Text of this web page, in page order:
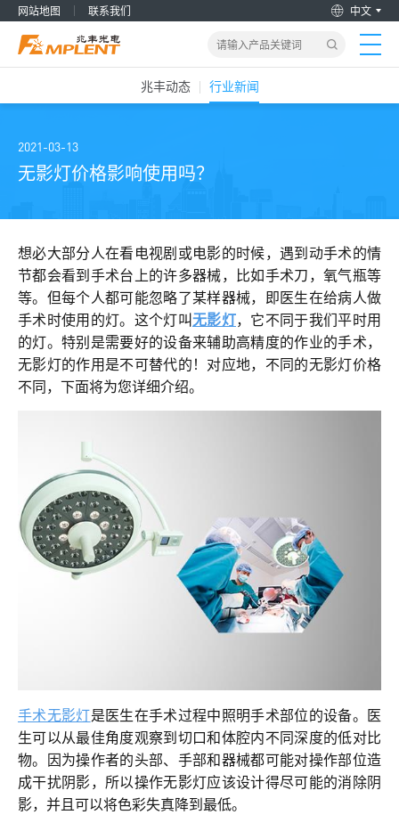
网站地图 联系我们 中文
产品&解决方案
关于我们
加入兆丰
服务支持
兆丰动态 行业新闻
2021-03-13
无影灯价格影响使用吗？
想必大部分人在看电视剧或电影的时候，遇到动手术的情
节都会看到手术台上的许多器械，比如手术刀，氧气瓶等
等。但每个人都可能忽略了某样器械，即医生在给病人做
手术时使用的灯。这个灯叫无影灯，它不同于我们平时用
的灯。特别是需要好的设备来辅助高精度的作业的手术，
无影灯的作用是不可替代的！对应地，不同的无影灯价格
不同，下面将为您详细介绍。
手术无影灯是医生在手术过程中照明手术部位的设备。医
生可以从最佳角度观察到切口和体腔内不同深度的低对比
物。因为操作者的头部、手部和器械都可能对操作部位造
成干扰阴影，所以操作无影灯应该设计得尽可能的消除阴
影，并且可以将色彩失真降到最低。